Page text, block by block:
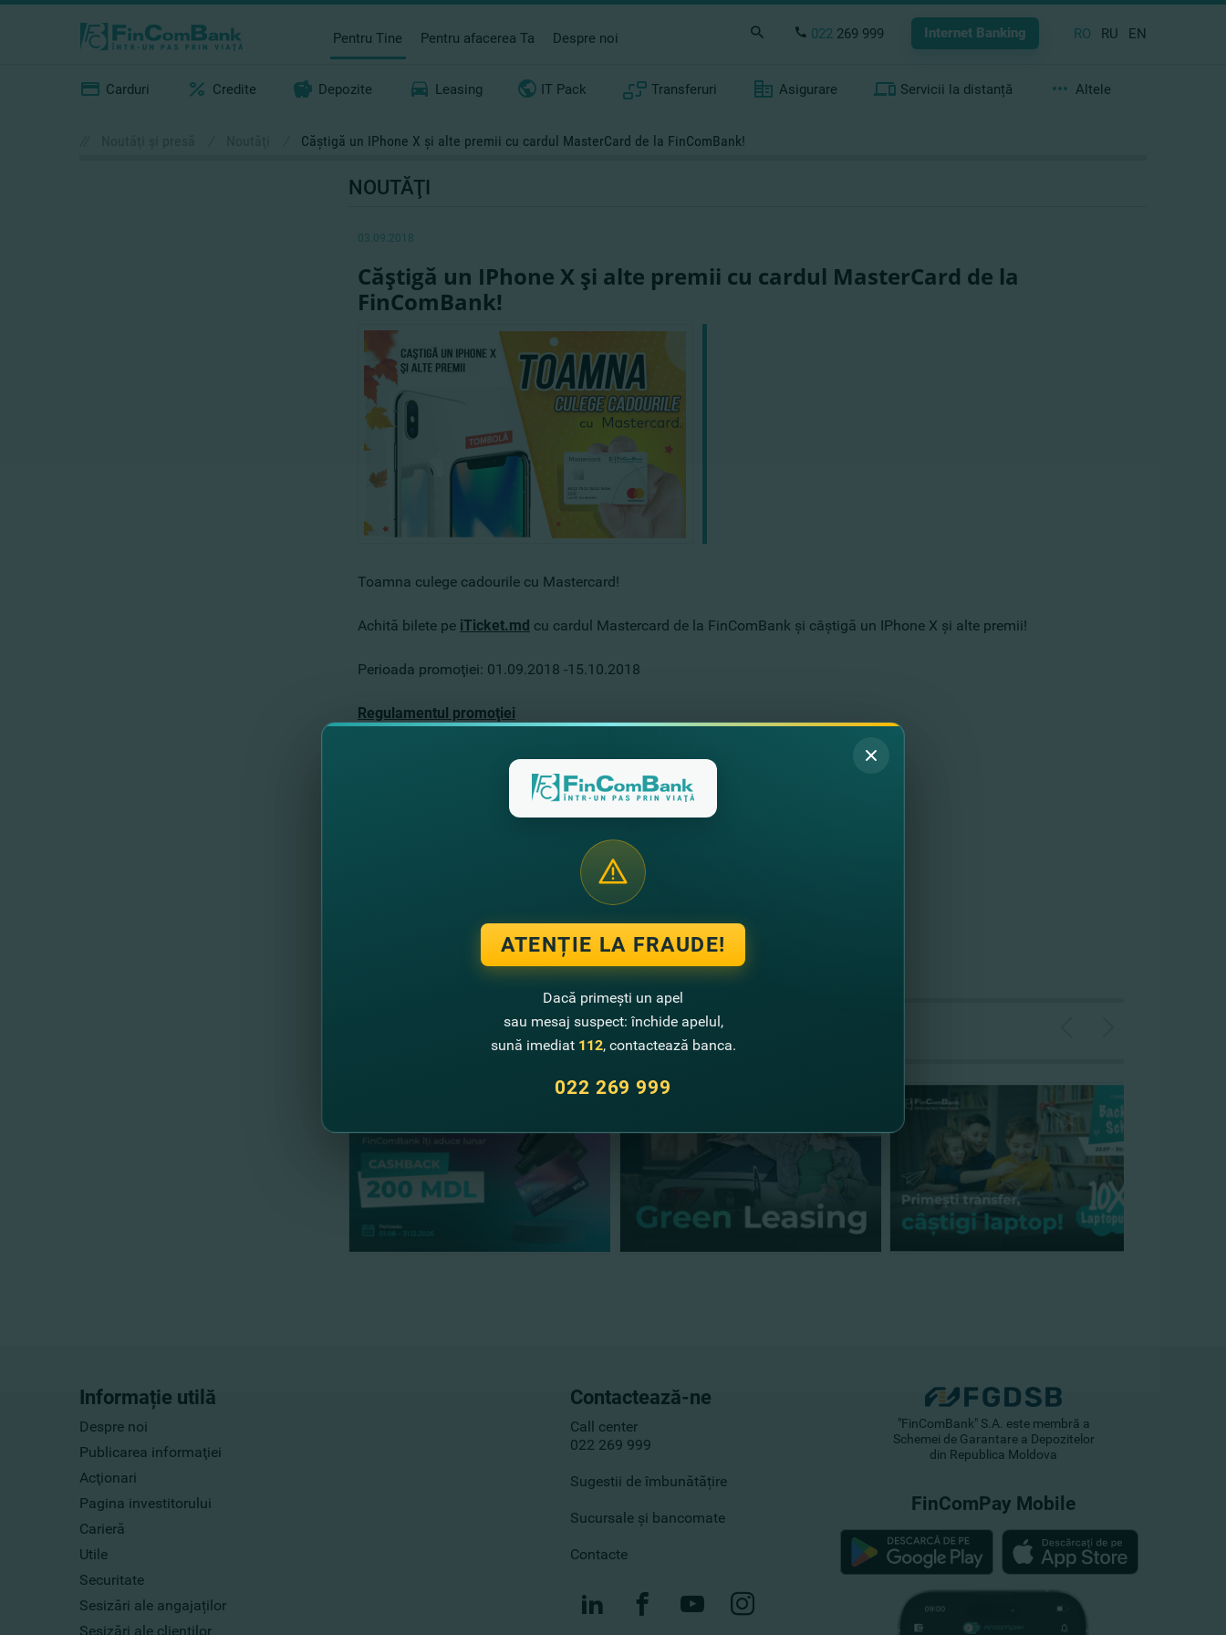
Pentru Tine Pentru afacerea Ta Despre noi 022 269 999 Internet Banking RO RU EN
Carduri Credite Depozite Leasing IT Pack Transferuri Asigurare Servicii la distanță Altele
Căştigă un IPhone X şi alte premii cu cardul MasterCard de la FinComBank!
NOUTĂŢI
03.09.2018
Căştigă un IPhone X şi alte premii cu cardul MasterCard de la
FinComBank!
Toamna culege cadourile cu Mastercard!
Achită bilete pe iTicket.md cu cardul Mastercard de la FinComBank şi câştigă un IPhone X şi alte premii!
Perioada promoţiei: 01.09.2018 -15.10.2018
Regulamentul promoţiei
Mai multe detalii poţi găsiaici
Nu ai cardul Mastercard de la FinComBank?
Alte noutăţi
Informație utilă
Despre noi
Publicarea informaţiei
Acţionari
Pagina investitorului
Carieră
Utile
Securitate
Sesizări ale angajaților
Sesizări ale clienților
Contactează-ne
Call center
022 269 999
Sugestii de îmbunătățire
Sucursale și bancomate
Contacte
"FinComBank" S.A. este membră a
Schemei de Garantare a Depozitelor
din Republica Moldova
FinComPay Mobile
ATENȚIE LA FRAUDE!
Dacă primești un apel
sau mesaj suspect: închide apelul,
sună imediat 112, contactează banca.
022 269 999